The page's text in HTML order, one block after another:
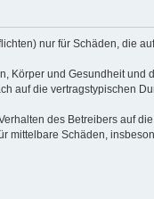
nur für Schäden, die
Körper und Gesundheit und
auf die vertragstypischen
des Betreibers auf
mittelbare Schäden,